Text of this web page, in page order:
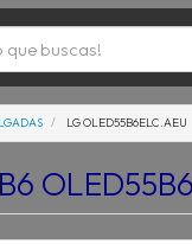
LG OLED55B6ELC.AEU